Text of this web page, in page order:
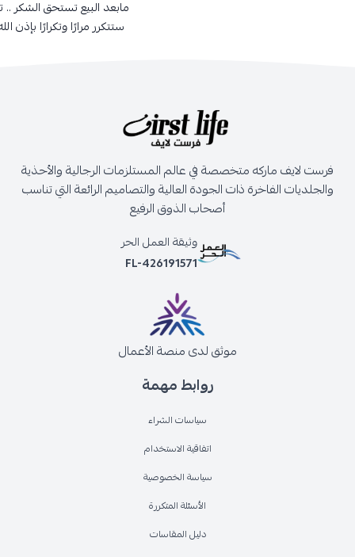
مابعد البيع تستحق الشكر ..
ستتكرر مرارًا وتكرارًا بإذن
روابط مهمة
سياسات الشراء
اتفاقية الاستخدام
سياسة الخصوصية
الأسئلة المتكررة
دليل المقاسات
فرست لايف ماركه متخصصة في عالم المستلزمات الرجالية والأحذية
والجلديات الفاخرة ذات الجودة العالية والتصاميم الرائعة التي تناسب
أصحاب الذوق الرفيع
وثيقة العمل الحر
FL-426191571
موثق لدى منصة الأعمال